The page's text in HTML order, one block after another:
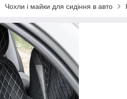
Чохли і майки для сидіння в авто